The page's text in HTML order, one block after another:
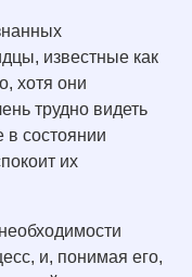
известные как
хотя они
трудно видеть
в состоянии
их
и, понимая его,